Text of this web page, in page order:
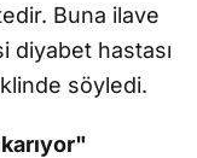
Buna ilave
diyabet hastası
söyledi.